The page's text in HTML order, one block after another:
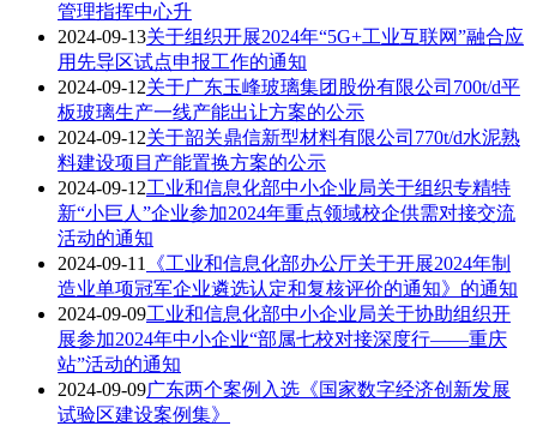
管理指挥中心升
2024-09-13关于组织开展2024年“5G+工业互联网”融合应
用先导区试点申报工作的通知
2024-09-12关于广东玉峰玻璃集团股份有限公司700t/d平
板玻璃生产一线产能出让方案的公示
2024-09-12关于韶关鼎信新型材料有限公司770t/d水泥熟
料建设项目产能置换方案的公示
2024-09-12工业和信息化部中小企业局关于组织专精特
新“小巨人”企业参加2024年重点领域校企供需对接交流
活动的通知
2024-09-11
《工业和信息化部办公厅关于开展2024年制
造业单项冠军企业遴选认定和复核评价的通知》的通知
2024-09-09工业和信息化部中小企业局关于协助组织开
展参加2024年中小企业“部属七校对接深度行——重庆
站”活动的通知
2024-09-09广东两个案例入选《国家数字经济创新发展
试验区建设案例集》